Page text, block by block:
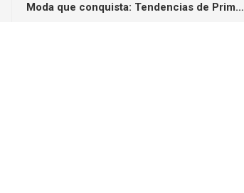
Moda que conquista: Tendencias de Primavera en Perú